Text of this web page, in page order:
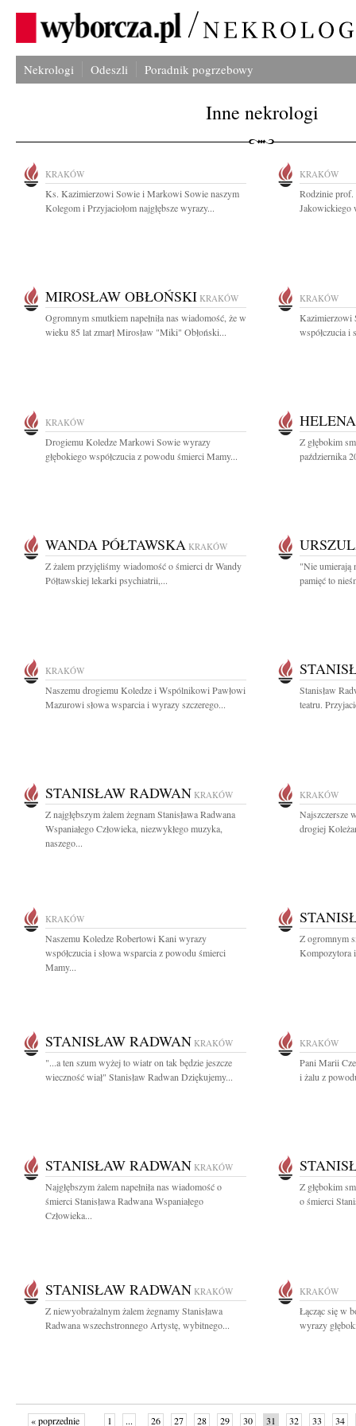
Nekrologi Odeszli Poradnik pogrzebowy
Inne nekrologi
KRAKÓW
Ks. Kazimierzowi Sowie i Markowi Sowie naszym
Kolegom i Przyjaciołom najgłębsze wyrazy...
KRAKÓW
Rodzinie prof.
Jakowickiego
MIROSŁAW OBŁOŃSKI KRAKÓW
Ogromnym smutkiem napełniła nas wiadomość, że w
wieku 85 lat zmarł Mirosław "Miki" Obłoński...
KRAKÓW
Kazimierzowi
współczucia i
KRAKÓW
Drogiemu Koledze Markowi Sowie wyrazy
głębokiego współczucia z powodu śmierci Mamy...
Z głębokim
października
WANDA PÓŁTAWSKA KRAKÓW
Z żalem przyjęliśmy wiadomość o śmierci dr Wandy
Półtawskiej lekarki psychiatrii,...
"Nie umierają
pamięć to
KRAKÓW
Naszemu drogiemu Koledze i Wspólnikowi Pawłowi
Mazurowi słowa wsparcia i wyrazy szczerego...
Stanisław
teatru.
STANISŁAW RADWAN KRAKÓW
Z najgłębszym żalem żegnam Stanisława Radwana
Wspaniałego Człowieka, niezwykłego muzyka,
naszego...
KRAKÓW
Najszczersze
drogiej
KRAKÓW
Naszemu Koledze Robertowi Kani wyrazy
współczucia i słowa wsparcia z powodu śmierci
Mamy...
Z ogromnym
Kompozytora
STANISŁAW RADWAN KRAKÓW
"...a ten szum wyżej to wiatr on tak będzie jeszcze
wieczność wiał" Stanisław Radwan Dziękujemy...
KRAKÓW
Pani Marii
i żalu z
STANISŁAW RADWAN KRAKÓW
Najgłębszym żalem napełniła nas wiadomość o
śmierci Stanisława Radwana Wspaniałego
Człowieka...
Z głębokim
o śmierci
STANISŁAW RADWAN KRAKÓW
Z niewyobrażalnym żalem żegnamy Stanisława
Radwana wszechstronnego Artystę, wybitnego...
KRAKÓW
Łącząc się w
wyrazy
« poprzednie 1 ... 26 27 28 29 30 31 32 33 34